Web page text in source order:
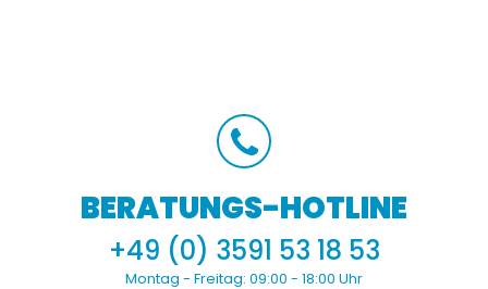
BERATUNGS-HOTLINE
+49 (0) 3591 53 18 53
Montag - Freitag: 09:00 - 18:00 Uhr